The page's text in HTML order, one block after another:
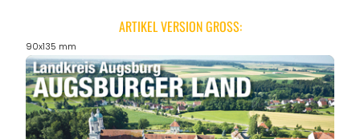
ARTIKEL VERSION GROSS:
90x135 mm